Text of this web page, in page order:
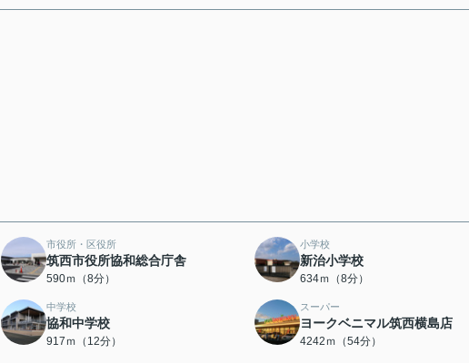
市役所・区役所
筑西市役所協和総合庁舎
590ｍ（8分）
小学校
新治小学校
634ｍ（8分）
中学校
協和中学校
917ｍ（12分）
スーパー
ヨークベニマル筑西横島店
4242ｍ（54分）